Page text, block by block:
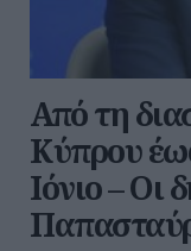
Από τη
Κύπρου
Ιόνιο – Οι